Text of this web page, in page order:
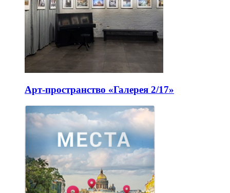
Арт-пространство «Галерея 2/17»